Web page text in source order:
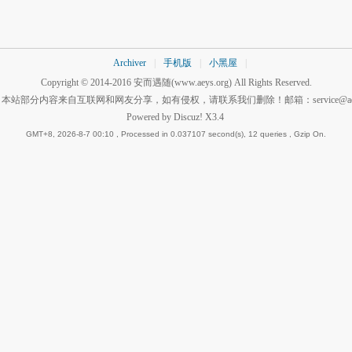
Archiver 手机版 小黑屋
Copyright © 2014-2016 安而遇随(www.aeys.org) All Rights Reserved.
站部分内容来自互联网和网友分享，如有侵权，请联系我们删除！邮箱：
Powered by Discuz! X3.4
GMT+8, 2026-8-7 00:10 , Processed in 0.037107 second(s), 12 queries , Gzip On.